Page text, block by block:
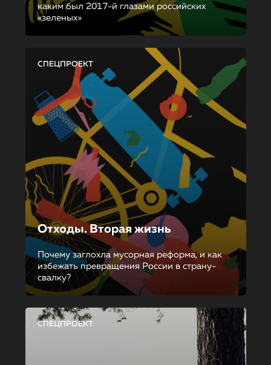
каким был 2017-й глазами российских
«зеленых»
СПЕЦПРОЕКТ
Отходы. Вторая жизнь
Почему заглохла мусорная реформа, и как
избежать превращения России в страну-
свалку?
СПЕЦПРОЕКТ